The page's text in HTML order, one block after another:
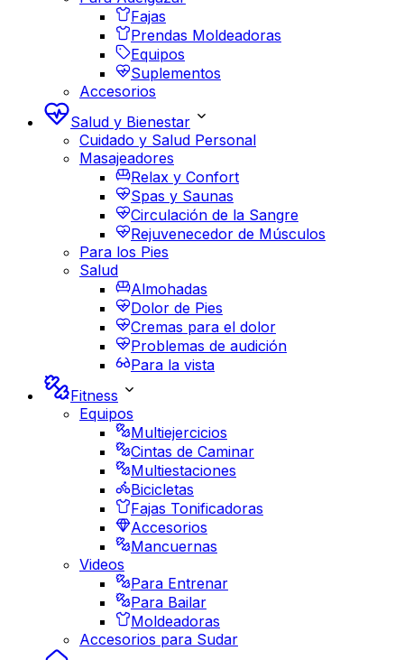
Fajas
Prendas Moldeadoras
Equipos
Suplementos
Accesorios
Salud y Bienestar
Cuidado y Salud Personal
Masajeadores
Relax y Confort
Spas y Saunas
Circulación de la Sangre
Rejuvenecedor de Músculos
Para los Pies
Salud
Almohadas
Dolor de Pies
Cremas para el dolor
Problemas de audición
Para la vista
Fitness
Equipos
Multiejercicios
Cintas de Caminar
Multiestaciones
Bicicletas
Fajas Tonificadoras
Accesorios
Mancuernas
Videos
Para Entrenar
Para Bailar
Moldeadoras
Accesorios para Sudar